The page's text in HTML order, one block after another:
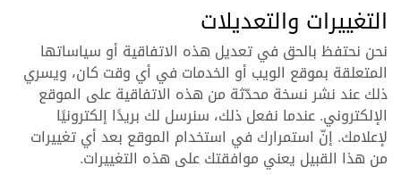
التغييرات والتعديلات
نحن نحتفظ بالحق في تعديل هذه الاتفاقية أو سياساتها
المتعلقة بموقع الويب أو الخدمات في أي وقت كان، ويسري
ذلك عند نشر نسخة محدّثة من هذه الاتفاقية على الموقع
الإلكتروني. عندما نفعل ذلك، سنرسل لك بريدًا إلكترونيًا
لإعلامك. إنّ استمرارك في استخدام الموقع بعد أي تغييرات
من هذا القبيل يعني موافقتك على هذه التغييرات.